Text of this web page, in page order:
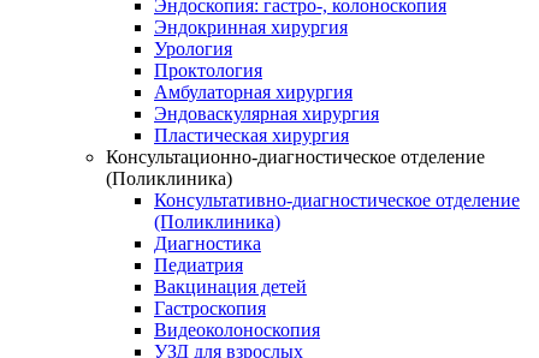
Эндоскопия: гастро-, колоноскопия
Эндокринная хирургия
Урология
Проктология
Амбулаторная хирургия
Эндоваскулярная хирургия
Пластическая хирургия
Консультационно-диагностическое отделение
(Поликлиника)
Консультативно-диагностическое отделение
(Поликлиника)
Диагностика
Педиатрия
Вакцинация детей
Гастроскопия
Видеоколоноскопия
УЗД для взрослых